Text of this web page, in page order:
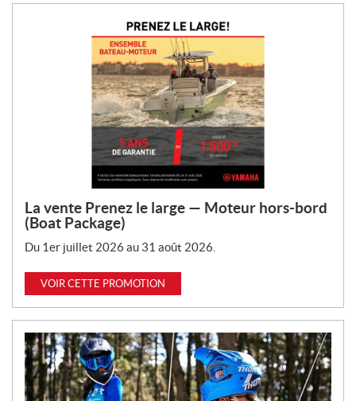
La vente Prenez le large — Moteur hors-bord
(Boat Package)
Du 1er juillet 2026 au 31 août 2026.
VOIR CETTE PROMOTION